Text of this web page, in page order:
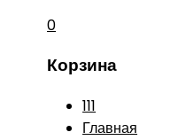
0
Корзина
111
Главная